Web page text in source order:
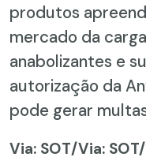
produtos
mercado da
anabolizantes e
autorização da
pode gerar
Via: SOT/Via: